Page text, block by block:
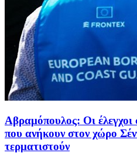
Αβραμόπουλος: Οι
που ανήκουν στον χώρο
τερματιστούν